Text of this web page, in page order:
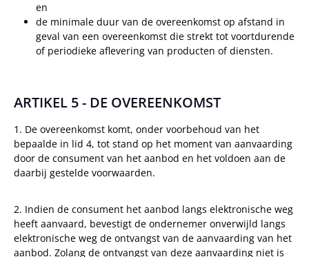
en
de minimale duur van de overeenkomst op afstand in
geval van een overeenkomst die strekt tot voortdurende
of periodieke aflevering van producten of diensten.
ARTIKEL 5 - DE OVEREENKOMST
1. De overeenkomst komt, onder voorbehoud van het
bepaalde in lid 4, tot stand op het moment van aanvaarding
door de consument van het aanbod en het voldoen aan de
daarbij gestelde voorwaarden.
2. Indien de consument het aanbod langs elektronische weg
heeft aanvaard, bevestigt de ondernemer onverwijld langs
elektronische weg de ontvangst van de aanvaarding van het
aanbod. Zolang de ontvangst van deze aanvaarding niet is